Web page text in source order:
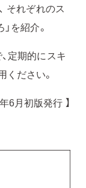
それぞれのス
を紹介。
定期的にスキ
ださい。
6月初版発行 】